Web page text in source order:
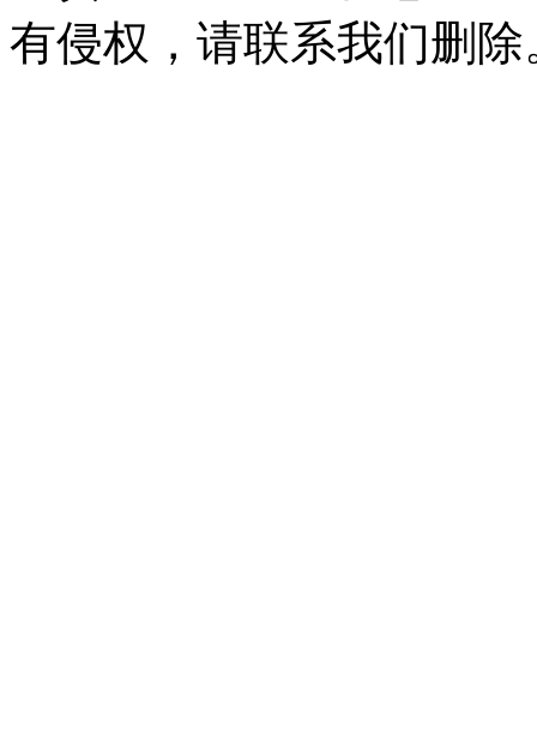
有侵权，请联系我们删除